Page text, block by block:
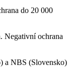
do 20 000
Negativní ochrana
a NBS (Slovensko)